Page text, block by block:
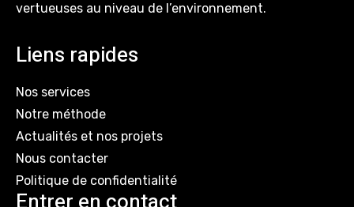
vertueuses au niveau de l’environnement.
Liens rapides
Nos services
Notre méthode
Actualités et nos projets
Nous contacter
Politique de confidentialité